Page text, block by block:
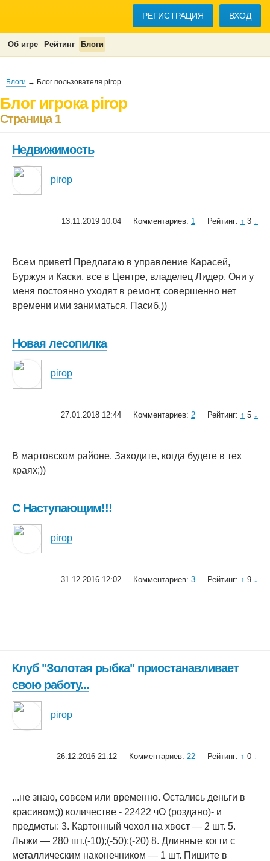
РЕГИСТРАЦИЯ ВХОД
Об игре Рейтинг Блоги
Блоги → Блог пользователя pirop
Блог игрока pirop
Страница 1
Недвижимость
pirop
13.11.2019 10:04 Комментариев: 1 Рейтинг: ↑ 3 ↓
Всем привет! Предлагаю в управление Карасей,
Буржуя и Каски, все в Центре, владелец Лидер. Они у
меня постоянно уходят в ремонт, совершенно нет
времени ими заниматься. Пасиб.))
Новая лесопилка
pirop
27.01.2018 12:44 Комментариев: 2 Рейтинг: ↑ 5 ↓
В мартовском районе. Заходите, когда будете в тех
краях;))
С Наступающим!!!
pirop
31.12.2016 12:02 Комментариев: 3 Рейтинг: ↑ 9 ↓
Клуб "Золотая рыбка" приостанавливает
свою работу...
pirop
26.12.2016 21:12 Комментариев: 22 Рейтинг: ↑ 0 ↓
...не знаю, совсем или временно. Остались деньги в
красивом;)) количестве - 22422 чО (роздано)- и
предметы: 3. Картонный чехол на хвост — 2 шт. 5.
Лыжи — 280 шт.(-10);(-50);(-20) 8. Длинные когти с
металлическим наконечником — 1 шт. Пишите в